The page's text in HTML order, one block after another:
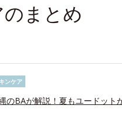
まとめ
ンケア
のBAが解説！夏もユードット